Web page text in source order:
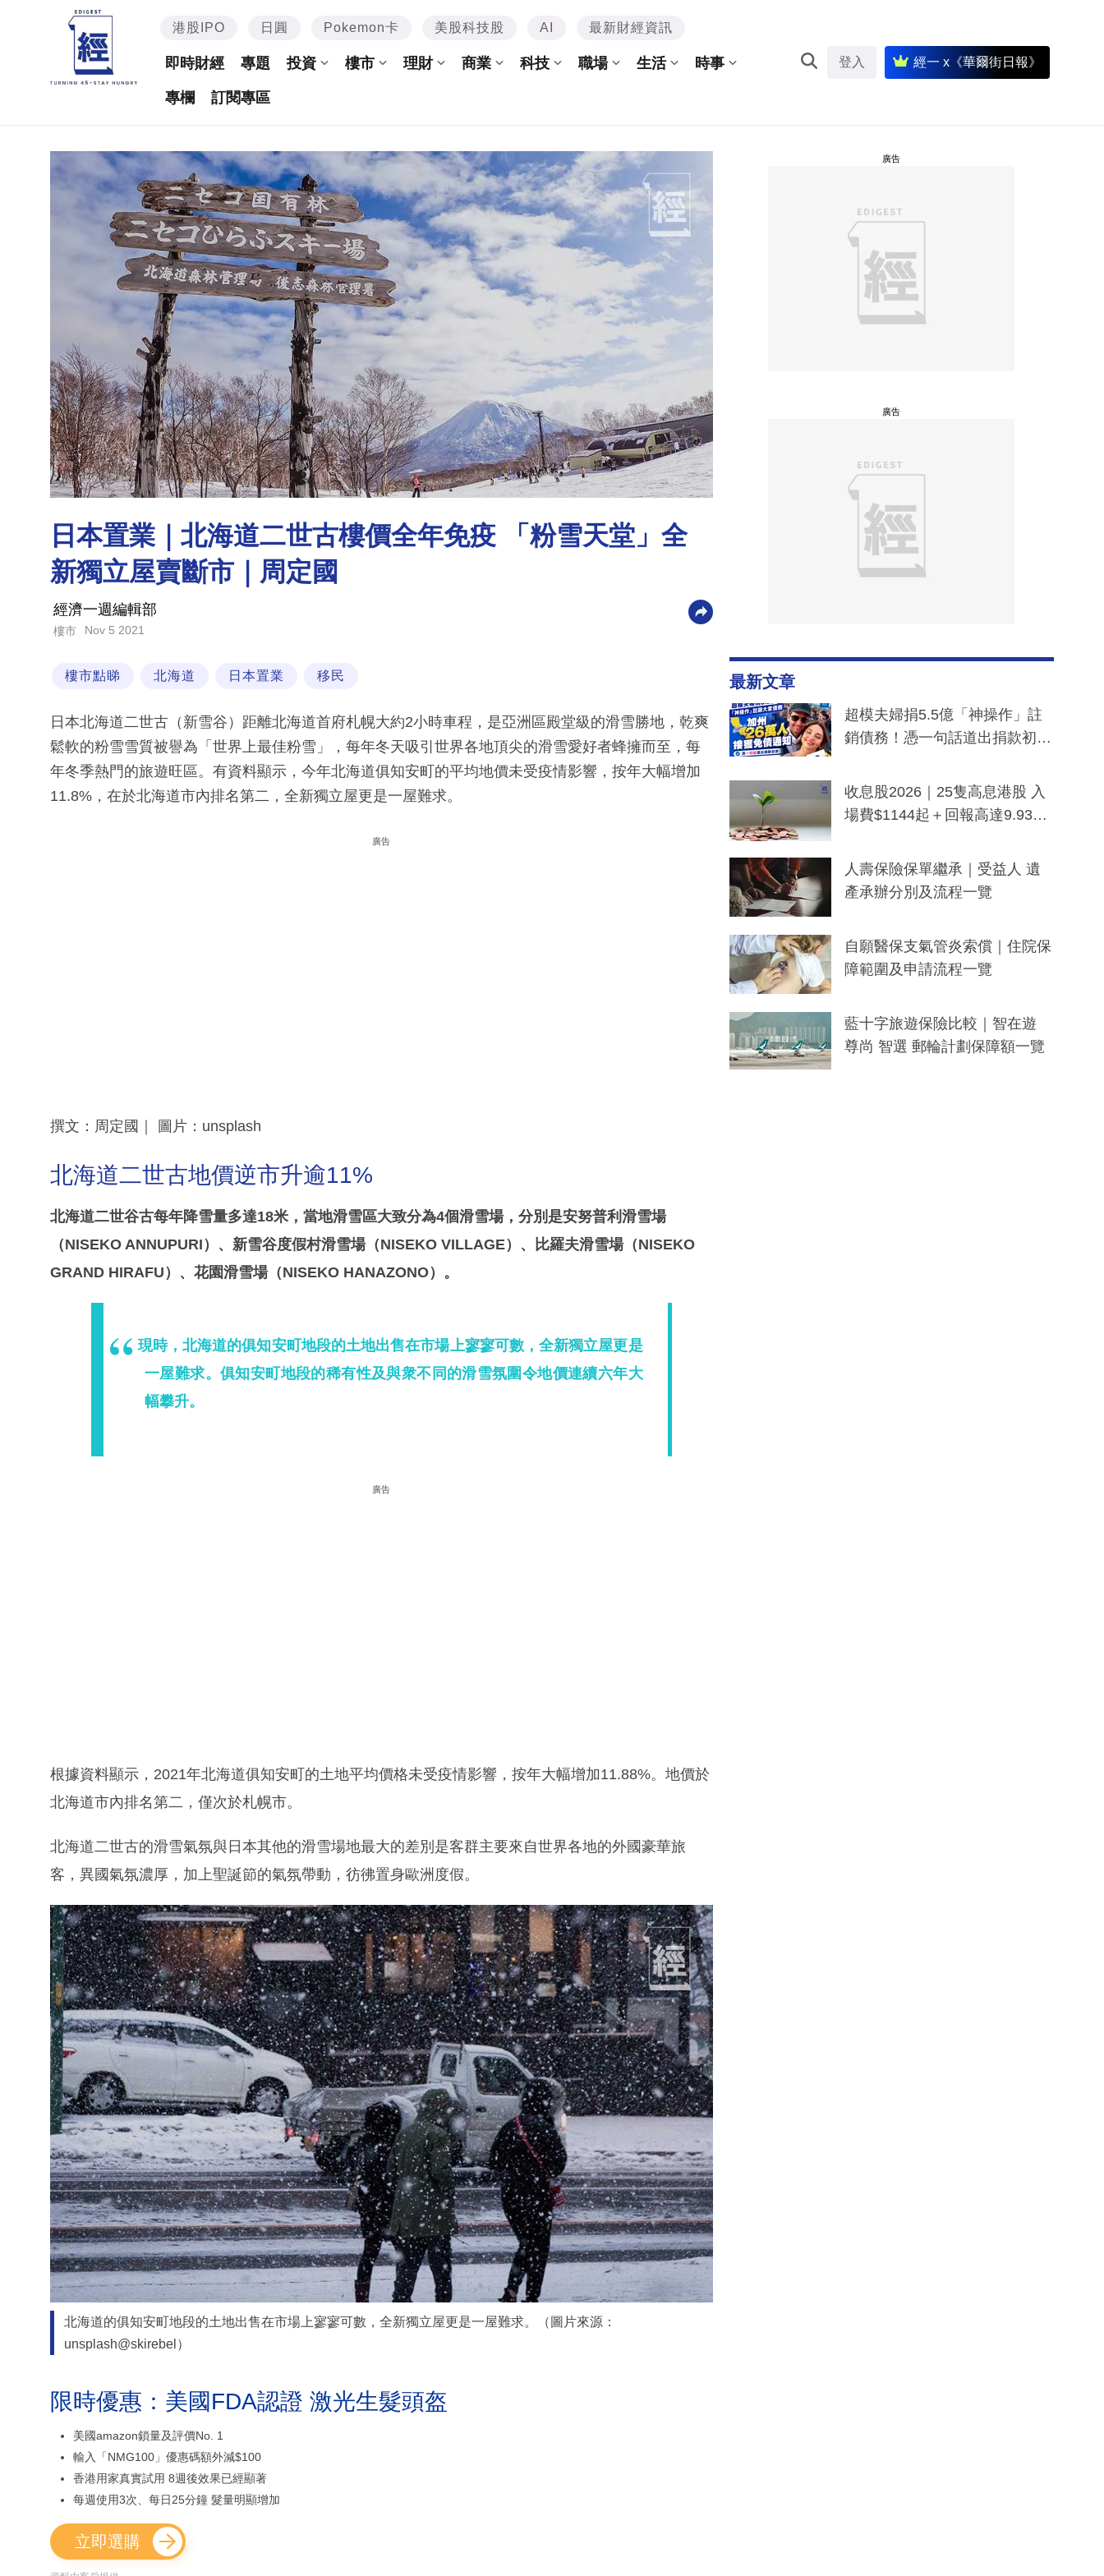
港股IPO 日圓 Pokemon卡 美股科技股 AI 最新財經資訊
即時財經 專題 投資 樓市 理財 商業 科技 職場 生活 時事
專欄 訂閱專區
登入 經一 x《華爾街日報》
日本置業｜北海道二世古樓價全年免疫 「粉雪天堂」全
新獨立屋賣斷市｜周定國
經濟一週編輯部
樓市 Nov 5 2021
樓市點睇 北海道 日本置業 移民
日本北海道二世古（新雪谷）距離北海道首府札幌大約2小時車程，是亞洲區殿堂級的滑雪勝地，乾爽
鬆軟的粉雪雪質被譽為「世界上最佳粉雪」，每年冬天吸引世界各地頂尖的滑雪愛好者蜂擁而至，每
年冬季熱門的旅遊旺區。有資料顯示，今年北海道俱知安町的平均地價未受疫情影響，按年大幅增加
11.8%，在於北海道市內排名第二，全新獨立屋更是一屋難求。
廣告
撰文：周定國｜ 圖片：unsplash
北海道二世古地價逆市升逾11%
北海道二世谷古每年降雪量多達18米，當地滑雪區大致分為4個滑雪場，分別是安努普利滑雪場
（NISEKO ANNUPURI）、新雪谷度假村滑雪場（NISEKO VILLAGE）、比羅夫滑雪場（NISEKO
GRAND HIRAFU）、花園滑雪場（NISEKO HANAZONO）。
現時，北海道的俱知安町地段的土地出售在市場上寥寥可數，全新獨立屋更是
一屋難求。俱知安町地段的稀有性及與衆不同的滑雪氛圍令地價連續六年大
幅攀升。
廣告
根據資料顯示，2021年北海道俱知安町的土地平均價格未受疫情影響，按年大幅增加11.88%。地價於
北海道市內排名第二，僅次於札幌市。
北海道二世古的滑雪氣氛與日本其他的滑雪場地最大的差別是客群主要來自世界各地的外國豪華旅
客，異國氣氛濃厚，加上聖誕節的氣氛帶動，彷彿置身歐洲度假。
北海道的俱知安町地段的土地出售在市場上寥寥可數，全新獨立屋更是一屋難求。（圖片來源：
unsplash@skirebel）
限時優惠：美國FDA認證 激光生髮頭盔
美國amazon鎖量及評價No. 1
輸入「NMG100」優惠碼額外減$100
香港用家真實試用 8週後效果已經顯著
每週使用3次、每日25分鐘 髮量明顯增加
立即選購
廣告
廣告
最新文章
超模夫婦捐5.5億「神操作」註
銷債務！憑一句話道出捐款初
一度被誤當詐騙手段
收息股2026｜25隻高息港股 入
場費$1144起＋回報高達9.93
人壽保險保單繼承｜受益人 遺
產承辦分別及流程一覽
自願醫保支氣管炎索償｜住院保
障範圍及申請流程一覽
藍十字旅遊保險比較｜智在遊
尊尚 智選 郵輪計劃保障額一覽